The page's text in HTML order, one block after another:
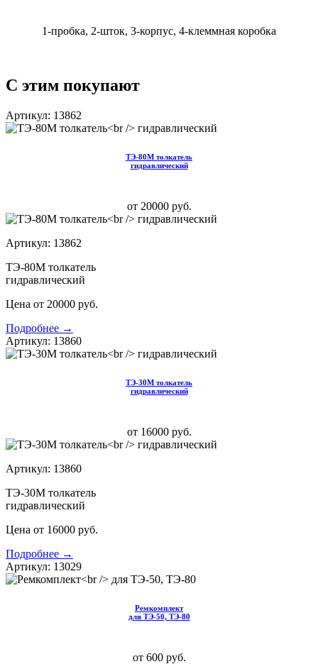
1-пробка, 2-шток, 3-корпус, 4-клеммная коробка
С этим покупают
Артикул: 13862
ТЭ-80М толкатель
гидравлический
от 20000 руб.
Артикул: 13862
ТЭ-80М толкатель
гидравлический
Цена от 20000 руб.
Подробнее →
Артикул: 13860
ТЭ-30М толкатель
гидравлический
от 16000 руб.
Артикул: 13860
ТЭ-30М толкатель
гидравлический
Цена от 16000 руб.
Подробнее →
Артикул: 13029
Ремкомплект
для ТЭ-50, ТЭ-80
от 600 руб.